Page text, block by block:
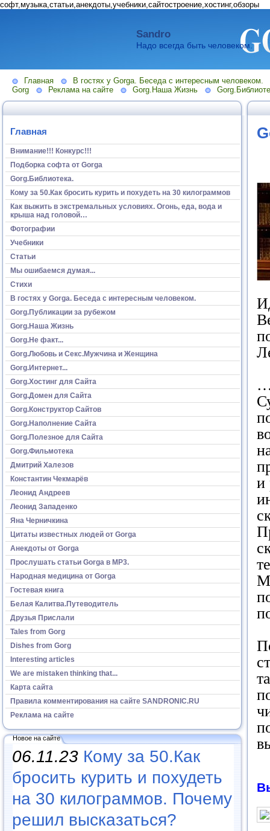
софт,музыка,статьи,анекдоты,учебники,сайтостроение,хостинг,обзоры
Sandro
Надо всегда быть человеком.
Главная
В гостях у Gorga. Беседа с интересным человеком.
Gorg
Реклама на сайте Gorg.Наша Жизнь
Главная
Внимание!!! Конкурс!!!
Подборка софта от Gorga
Gorg.Библиотека.
Кому за 50.Как бросить курить и похудеть на 30 килограммов
Как выжить в экстремальных условиях. Огонь, еда, вода и
крыша над головой…
Фотографии
Учебники
Статьи
Мы ошибаемся думая...
Стихи
В гостях у Gorga. Беседа с интересным человеком.
Gorg.Публикации за рубежом
Gorg.Наша Жизнь
Gorg.Не факт...
Gorg.Любовь и Секс.Мужчина и Женщина
Gorg.Интернет...
Gorg.Хостинг для Сайта
Gorg.Домен для Сайта
Gorg.Конструктор Сайтов
Gorg.Наполнение Сайта
Gorg.Полезное для Сайта
Gorg.Фильмотека
Дмитрий Халезов
Константин Чекмарёв
Леонид Андреев
Леонид Западенко
Яна Черничкина
Цитаты известных людей от Gorga
Анекдоты от Gorga
Прослушать статьи Gorga в МР3.
Народная медицина от Gorga
Гостевая книга
Белая Калитва.Путеводитель
Друзья Прислали
Tales from Gorg
Dishes from Gorg
Interesting articles
We are mistaken thinking that...
Карта сайта
Правила комментирования на сайте SANDRONIC.RU
Реклама на сайте
Новое на сайте
06.11.23 Кому за 50.Как
бросить курить и похудеть
на 30 килограммов. Почему
решил высказаться?
и